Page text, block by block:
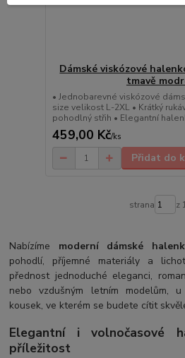
Dámské viskózové
tmavě
• Jednobarevné viskózové
size velikost L-2XL • Krátký
pohodlný střih • Elegantní
459,00 Kč/ks
Přidat do
strana z
Nabízíme moderní dámské
pohodlí, příjemné materiály a
přednost jednoduché eleganci,
nebo vzdušným letním modelům,
kousek, ve kterém se budete cítit
Elegantní i volnočasové
příležitost